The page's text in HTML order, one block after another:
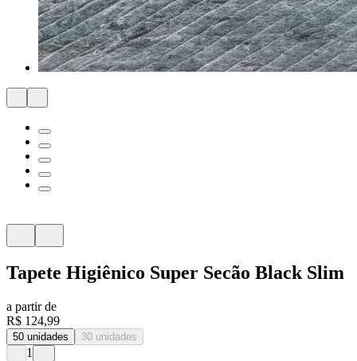
Tapete Higiênico Super Secão Black Slim
a partir de
R$ 124,99
50 unidades 30 unidades
1